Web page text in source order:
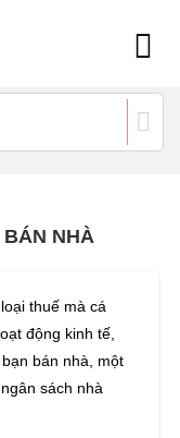
NHÀ
thuế mà cá
động kinh tế,
bạn bán nhà, một
sách nhà